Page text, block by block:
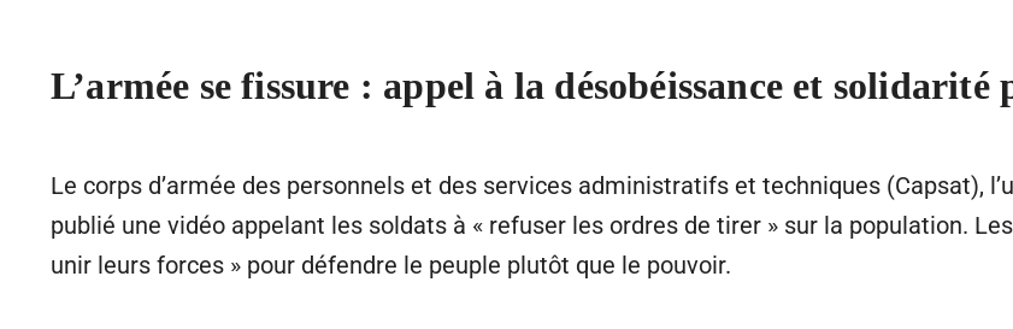
L’armée se fissure : appel à la désobéissance et solidarité
Le corps d’armée des personnels et des services administratifs et techniques (Capsat),
publié une vidéo appelant les soldats à « refuser les ordres de tirer » sur la population.
unir leurs forces » pour défendre le peuple plutôt que le pouvoir.